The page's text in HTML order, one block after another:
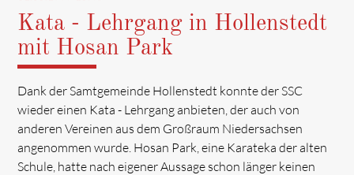
Kata - Lehrgang in Hollenstedt
mit Hosan Park
Dank der Samtgemeinde Hollenstedt konnte der SSC
wieder einen Kata - Lehrgang anbieten, der auch von
anderen Vereinen aus dem Großraum Niedersachsen
angenommen wurde. Hosan Park, eine Karateka der alten
Schule, hatte nach eigener Aussage schon länger keinen